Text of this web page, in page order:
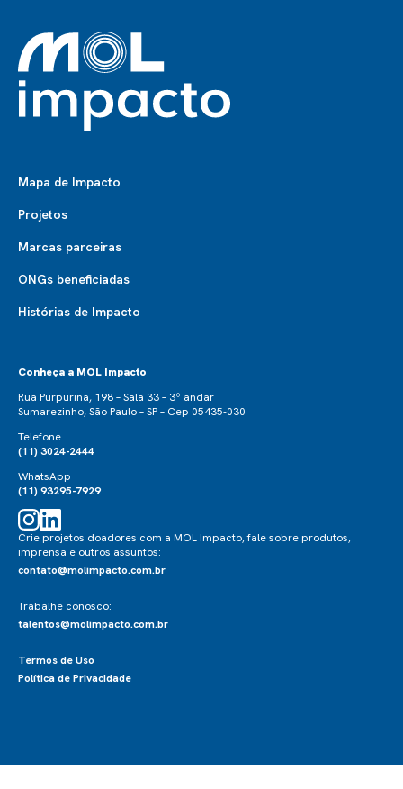
Mapa de Impacto
Projetos
Marcas parceiras
ONGs beneficiadas
Histórias de Impacto
Conheça a MOL Impacto
Rua Purpurina, 198 – Sala 33 – 3º andar
Sumarezinho, São Paulo – SP – Cep 05435-030
Telefone
(11) 3024-2444
WhatsApp
(11) 93295-7929
Crie projetos doadores com a MOL Impacto, fale sobre produtos,
imprensa e outros assuntos:
contato@molimpacto.com.br
Trabalhe conosco:
talentos@molimpacto.com.br
Termos de Uso
Política de Privacidade